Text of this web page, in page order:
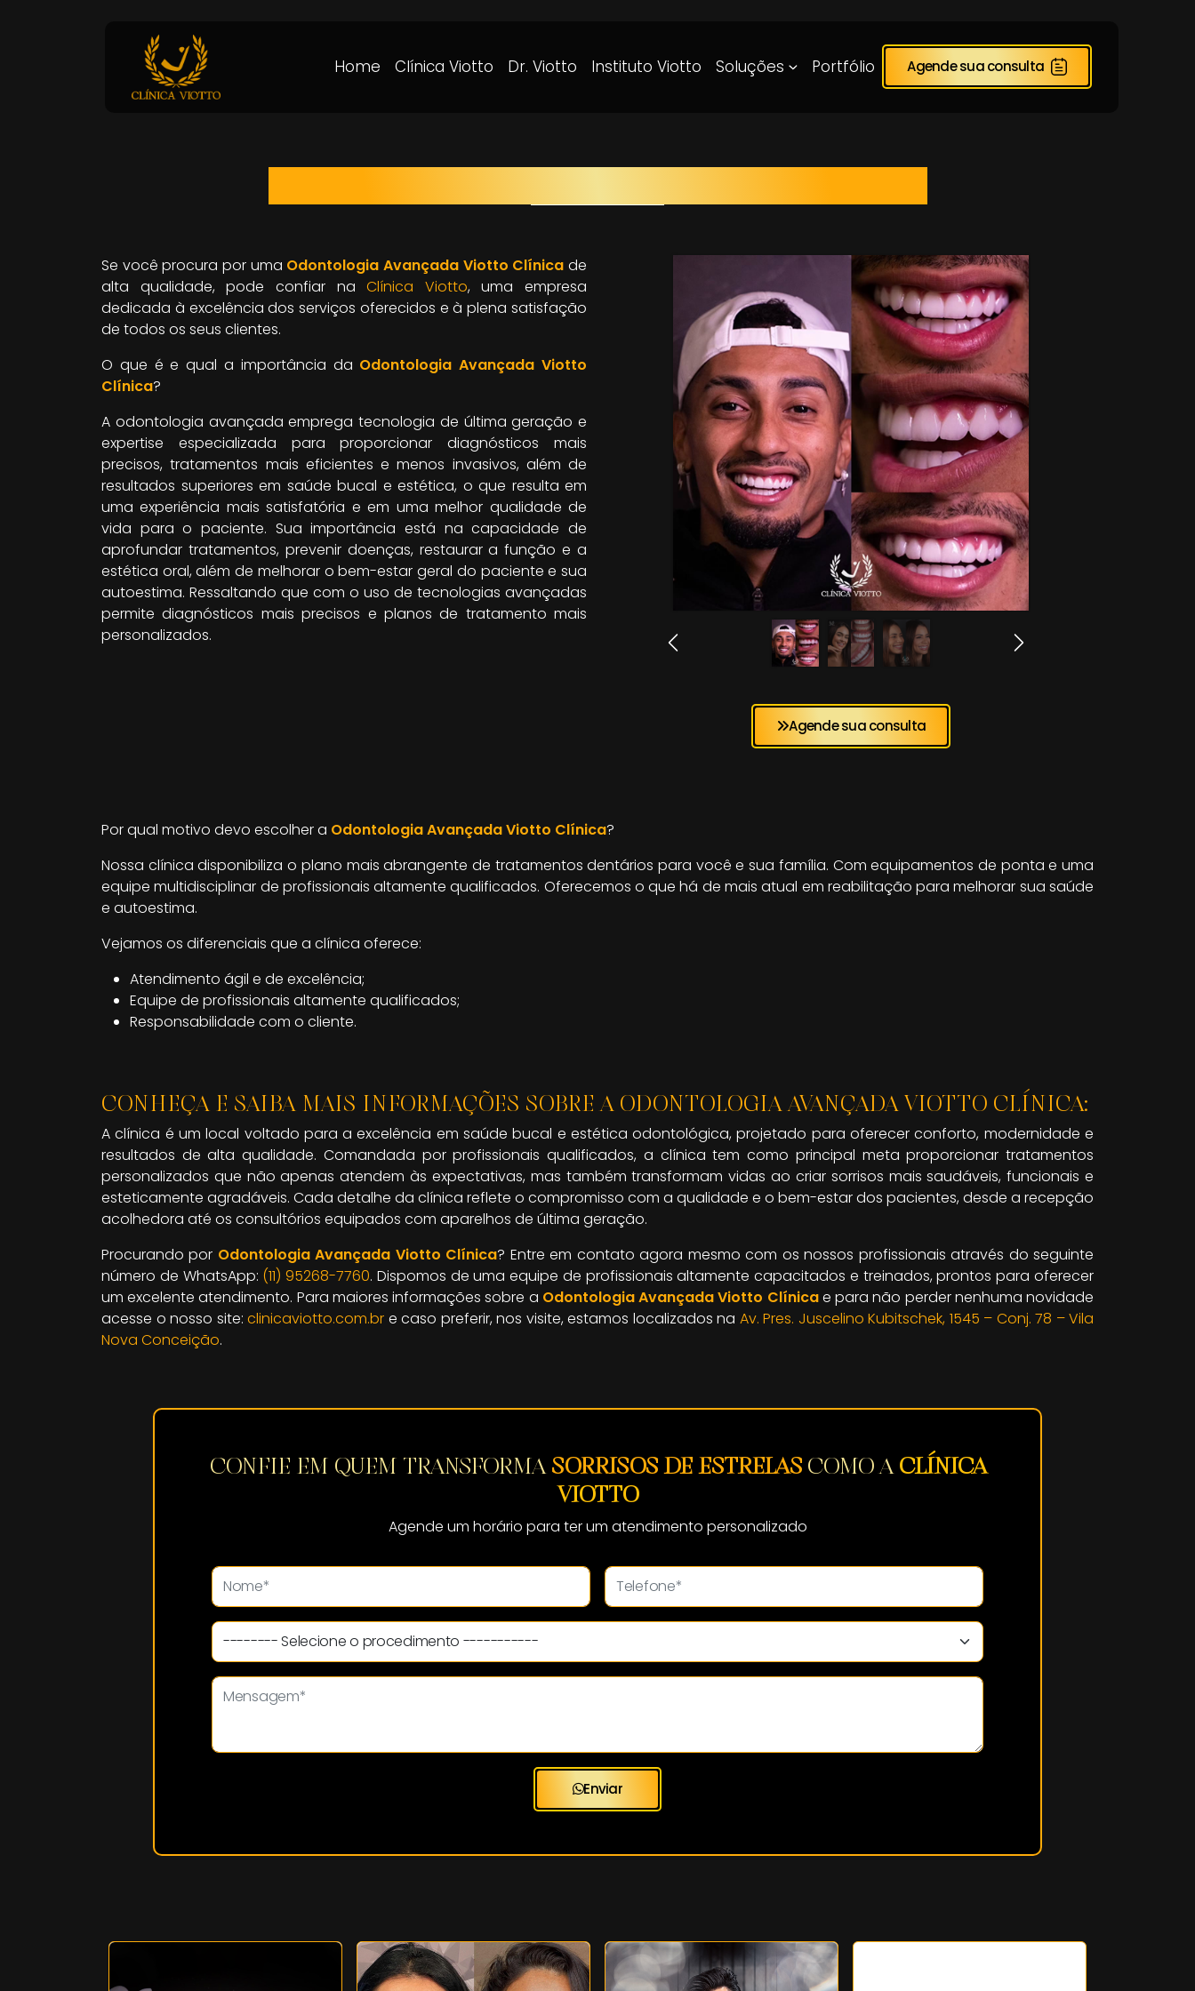
Home Clínica Viotto Dr. Viotto Instituto Viotto Soluções Portfólio Agende sua consulta
Se você procura por uma Odontologia Avançada Viotto Clínica de
alta qualidade, pode confiar naClínica Viotto, uma empresa
dedicada à excelência dos serviços oferecidos e à plena satisfação
de todos os seus clientes.
O que é e qual a importância da Odontologia Avançada Viotto
Clínica?
A odontologia avançada emprega tecnologia de última geração e
expertise especializada para proporcionar diagnósticos mais
precisos, tratamentos mais eficientes e menos invasivos, além de
resultados superiores em saúde bucal e estética, o que resulta em
uma experiência mais satisfatória e em uma melhor qualidade de
vida para o paciente. Sua importância está na capacidade de
aprofundar tratamentos, prevenir doenças, restaurar a função e a
estética oral, além de melhorar o bem-estar geral do paciente e sua
autoestima. Ressaltando que com o uso de tecnologias avançadas
permite diagnósticos mais precisos e planos de tratamento mais
personalizados.
Agende sua consulta
Por qual motivo devo escolher a Odontologia Avançada Viotto Clínica?
Nossa clínica disponibiliza o plano mais abrangente de tratamentos dentários para você e sua família. Com equipamentos de ponta e uma
equipe multidisciplinar de profissionais altamente qualificados. Oferecemos o que há de mais atual em reabilitação para melhorar sua saúde
e autoestima.
Vejamos os diferenciais que a clínica oferece:
Atendimento ágil e de excelência;
Equipe de profissionais altamente qualificados;
Responsabilidade com o cliente.
CONHEÇA E SAIBA MAIS INFORMAÇÕES SOBRE A ODONTOLOGIA AVANÇADA VIOTTO CLÍNICA:
A clínica é um local voltado para a excelência em saúde bucal e estética odontológica, projetado para oferecer conforto, modernidade e
resultados de alta qualidade. Comandada por profissionais qualificados, a clínica tem como principal meta proporcionar tratamentos
personalizados que não apenas atendem às expectativas, mas também transformam vidas ao criar sorrisos mais saudáveis, funcionais e
esteticamente agradáveis. Cada detalhe da clínica reflete o compromisso com a qualidade e o bem-estar dos pacientes, desde a recepção
acolhedora até os consultórios equipados com aparelhos de última geração.
Procurando por Odontologia Avançada Viotto Clínica? Entre em contato agora mesmo com os nossos profissionais através do seguinte
número de WhatsApp: (11) 95268-7760. Dispomos de uma equipe de profissionais altamente capacitados e treinados, prontos para oferecer
um excelente atendimento. Para maiores informações sobre a Odontologia Avançada Viotto Clínicae para não perder nenhuma novidade
acesse o nosso site: clinicaviotto.com.br e caso preferir, nos visite, estamos localizados na Av. Pres. Juscelino Kubitschek, 1545 – Conj. 78 – Vila
Nova Conceição.
CONFIE EM QUEM TRANSFORMASORRISOS DE ESTRELASCOMO ACLÍNICA
VIOTTO
Agende um horário para ter um atendimento personalizado
Enviar